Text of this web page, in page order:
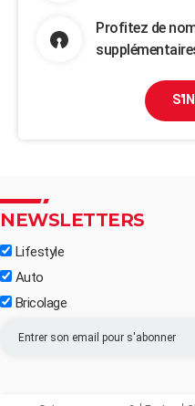
Profitez de
NEWSLETTERS
Lifestyle
Auto
Bricolage